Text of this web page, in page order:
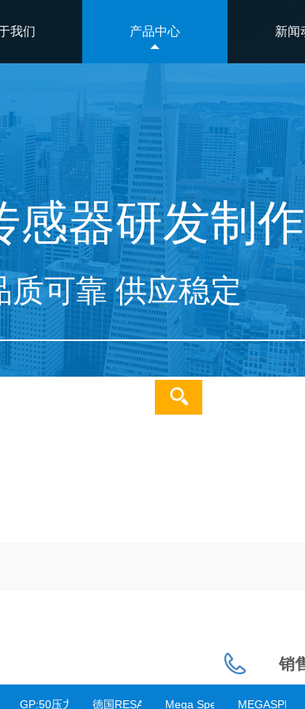
我们 产品中心 新闻
感器研发制作
质可靠 供应稳定
销
器 GP:50压力传感器&变送器德国RESATRON编码器Mega Speed高速相机